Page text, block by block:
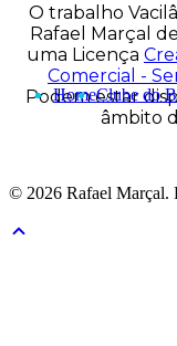
O trabalho
Rafael Marçal de
uma Licença
Comercial -
Podem estar
âmbito
HomeClube do
© 2026 Rafael Marçal.